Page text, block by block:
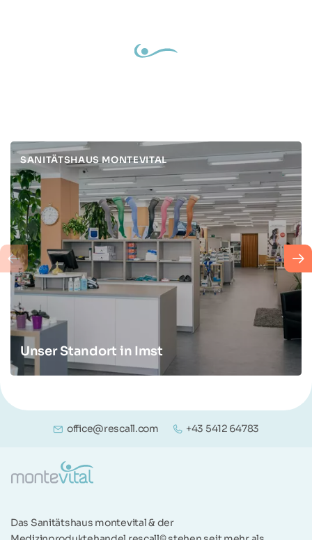
Unser Standort in Imst
SANITÄTSHAUS MONTEVITAL
office@rescall.com +43 5412 64783
Das Sanitätshaus montevital & der